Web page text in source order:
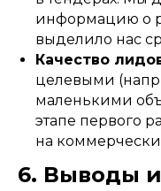
информацию о
выделило нас
Качество
целевыми
маленькими
этапе первого
на
6. Выводы